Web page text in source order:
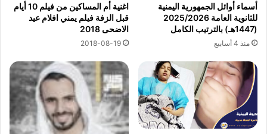
أسماء أوائل الجمهورية اليمنية
للثانوية العامة 2025/2026
(1447هـ) بالترتيب الكامل
منذ 4 أسابيع
اغنية أم المساكين من فيلم 10 أيام
قبل الزفة فيلم يمني افلام عيد
الاضحى 2018
2018-08-19